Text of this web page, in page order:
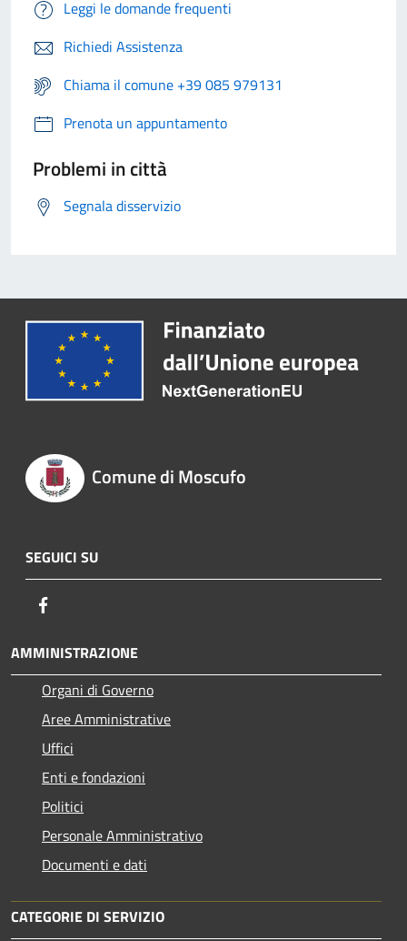
Leggi le domande frequenti
Richiedi Assistenza
Chiama il comune +39 085 979131
Prenota un appuntamento
Problemi in città
Segnala disservizio
Comune di Moscufo
SEGUICI SU
AMMINISTRAZIONE
Organi di Governo
Aree Amministrative
Uffici
Enti e fondazioni
Politici
Personale Amministrativo
Documenti e dati
CATEGORIE DI SERVIZIO